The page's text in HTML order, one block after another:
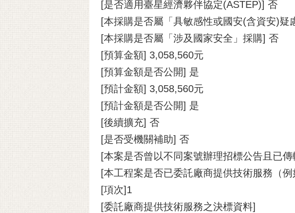
[是否適用臺星經濟夥伴協定(ASTEP)] 否
[本採購是否屬「具敏感性或國安(含資安)疑
[本採購是否屬「涉及國家安全」採購] 否
[預算金額] 3,058,560元
[預算金額是否公開] 是
[預計金額] 3,058,560元
[預計金額是否公開] 是
[後續擴充] 否
[是否受機關補助] 否
[本案是否曾以不同案號辦理招標公告且已
[本工程案是否已委託廠商提供技術服務（
[項次]1
[委託廠商提供技術服務之決標資料]